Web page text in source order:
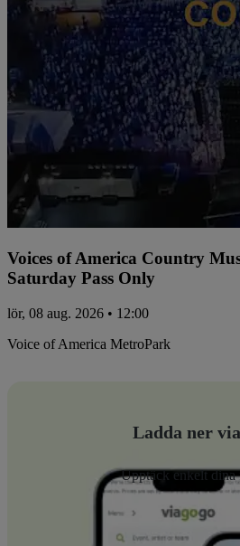
Voices of America Country
Saturday Pass Only
lör, 08 aug. 2026 • 12:00
Voice of America MetroPark
Ladda ner
Upptäck enkelt dina